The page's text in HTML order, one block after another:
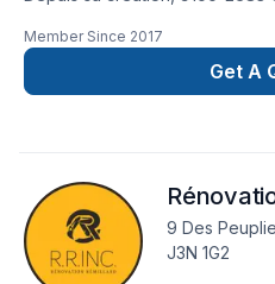
Paysagement, Transport. Nous
Laurent,Gaspésie–Îles-de-la-
professionnalisme. Grâce à
engagement est simple : offrir
sur vos besoins et vos
Member Since 2017
Get A
9 Des
J3N 1G2